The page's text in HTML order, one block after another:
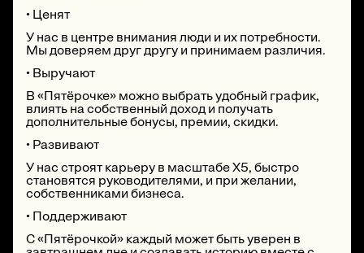
• Ценят
У нас в центре внимания люди и их потребности.
Мы доверяем друг другу и принимаем различия.
• Выручают
В «Пятёрочке» можно выбрать удобный график,
влиять на собственный доход и получать
дополнительные бонусы, премии, скидки.
• Развивают
У нас строят карьеру в масштабе Х5, быстро
становятся руководителями, и при желании,
собственниками бизнеса.
• Поддерживают
С «Пятёрочкой» каждый может быть уверен в